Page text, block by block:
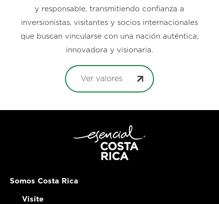
y responsable, transmitiendo confianza a
inversionistas, visitantes y socios internacionales
que buscan vincularse con una nación auténtica,
innovadora y visionaria.
Ver valores
Somos Costa Rica
Visite